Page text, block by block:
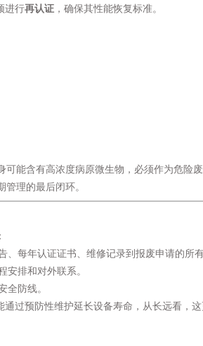
进行再认证 ，确保其性能恢复标准。
能含有高浓度病原微生物，必须作为危险废
理的最后闭环。
每年认证证书、维修记录到报废申请的所有
安排和对外联系。
全防线。
过预防性维护延长设备寿命，从长远看，这